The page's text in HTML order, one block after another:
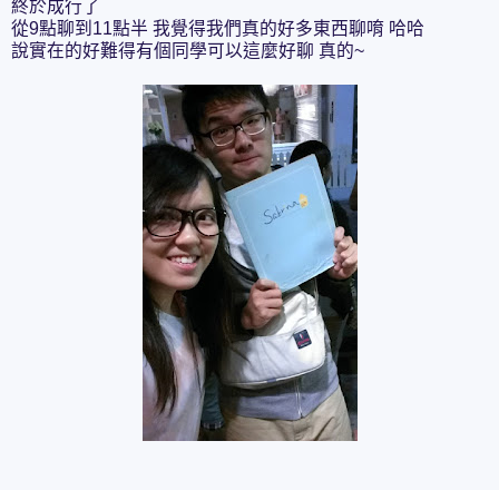
終於成行了
從9點聊到11點半 我覺得我們真的好多東西聊唷 哈哈
說實在的好難得有個同學可以這麼好聊 真的~